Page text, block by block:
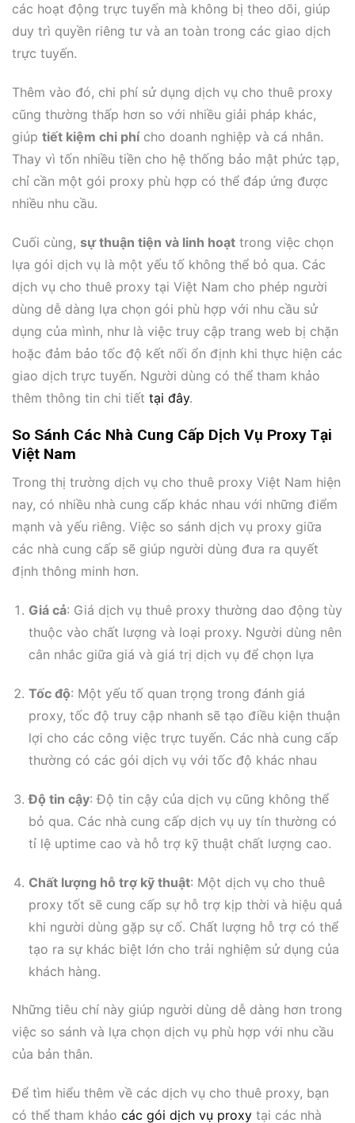
các hoạt động trực tuyến mà không bị theo dõi, giúp
duy trì quyền riêng tư và an toàn trong các giao dịch
trực tuyến.
Thêm vào đó, chi phí sử dụng dịch vụ cho thuê proxy
cũng thường thấp hơn so với nhiều giải pháp khác,
giúp tiết kiệm chi phícho doanh nghiệp và cá nhân.
Thay vì tốn nhiều tiền cho hệ thống bảo mật phức tạp,
chỉ cần một gói proxy phù hợp có thể đáp ứng được
nhiều nhu cầu.
Cuối cùng, sự thuận tiện và linh hoạt trong việc chọn
lựa gói dịch vụ là một yếu tố không thể bỏ qua. Các
dịch vụ cho thuê proxy tại Việt Nam cho phép người
dùng dễ dàng lựa chọn gói phù hợp với nhu cầu sử
dụng của mình, như là việc truy cập trang web bị chặn
hoặc đảm bảo tốc độ kết nối ổn định khi thực hiện các
giao dịch trực tuyến. Người dùng có thể tham khảo
thêm thông tin chi tiết tại đây.
So Sánh Các Nhà Cung Cấp Dịch Vụ Proxy Tại
Việt Nam
Trong thị trường dịch vụ cho thuê proxy Việt Nam hiện
nay, có nhiều nhà cung cấp khác nhau với những điểm
mạnh và yếu riêng. Việc so sánh dịch vụ proxy giữa
các nhà cung cấp sẽ giúp người dùng đưa ra quyết
định thông minh hơn.
Giá cả: Giá dịch vụ thuê proxy thường dao động tùy
thuộc vào chất lượng và loại proxy. Người dùng nên
cân nhắc giữa giá và giá trị dịch vụ để chọn lựa
Tốc độ: Một yếu tố quan trọng trong đánh giá
proxy, tốc độ truy cập nhanh sẽ tạo điều kiện thuận
lợi cho các công việc trực tuyến. Các nhà cung cấp
thường có các gói dịch vụ với tốc độ khác nhau
Độ tin cậy: Độ tin cậy của dịch vụ cũng không thể
bỏ qua. Các nhà cung cấp dịch vụ uy tín thường có
tỉ lệ uptime cao và hỗ trợ kỹ thuật chất lượng cao.
Chất lượng hỗ trợ kỹ thuật: Một dịch vụ cho thuê
proxy tốt sẽ cung cấp sự hỗ trợ kịp thời và hiệu quả
khi người dùng gặp sự cố. Chất lượng hỗ trợ có thể
tạo ra sự khác biệt lớn cho trải nghiệm sử dụng của
khách hàng.
Những tiêu chí này giúp người dùng dễ dàng hơn trong
việc so sánh và lựa chọn dịch vụ phù hợp với nhu cầu
của bản thân.
Để tìm hiểu thêm về các dịch vụ cho thuê proxy, bạn
có thể tham khảo các gói dịch vụ proxy tại các nhà